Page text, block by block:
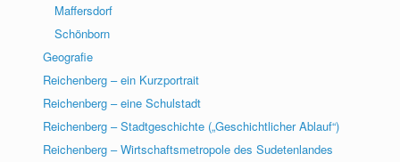
Maffersdorf
Schönborn
Geografie
Reichenberg – ein Kurzportrait
Reichenberg – eine Schulstadt
Reichenberg – Stadtgeschichte („Geschichtlicher Ablauf“)
Reichenberg – Wirtschaftsmetropole des Sudetenlandes